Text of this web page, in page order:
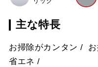
主な特長
お掃除がカンタン
省エネ